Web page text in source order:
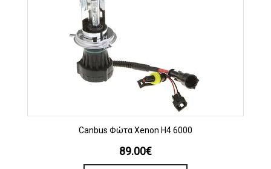
Canbus Φώτα Xenon H4 6000
89.00€